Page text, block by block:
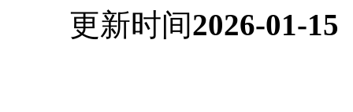
更新时间2026-01-15